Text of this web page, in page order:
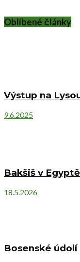
Oblíbené články
Výstup na
9.6.2025
Bakšiš v
18.5.2026
Bosenské